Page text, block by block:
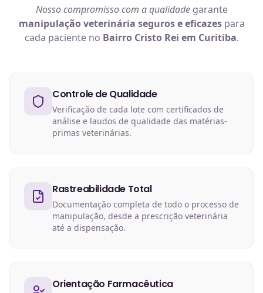
Nosso compromisso com a qualidadegarante
manipulação veterinária seguros e eficazespara
cada paciente no Bairro Cristo Rei em Curitiba.
Controle de Qualidade
Verificação de cada lote com certificados de
análise e laudos de qualidade das matérias-
primas veterinárias.
Rastreabilidade Total
Documentação completa de todo o processo de
manipulação, desde a prescrição veterinária
até a dispensação.
Orientação Farmacêutica